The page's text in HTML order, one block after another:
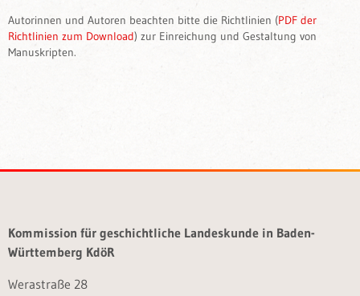
Autorinnen und Autoren beachten bitte die Richtlinien (PDF der
Richtlinien zum Download) zur Einreichung und Gestaltung von
Manuskripten.
Kommission für geschichtliche Landeskunde in Baden-
Württemberg KdöR
Werastraße 28